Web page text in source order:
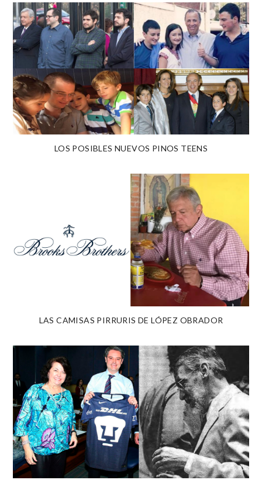
LOS POSIBLES NUEVOS PINOS TEENS
LAS CAMISAS PIRRURIS DE LÓPEZ OBRADOR